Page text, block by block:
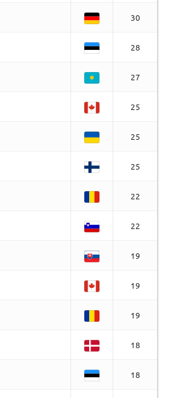
30
28
27
25
25
25
22
22
19
19
19
18
18